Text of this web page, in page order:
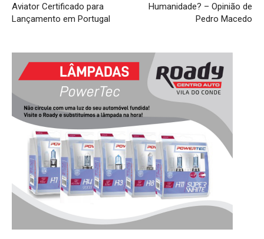
Aviator Certificado para
Lançamento em Portugal
Humanidade? – Opinião de
Pedro Macedo